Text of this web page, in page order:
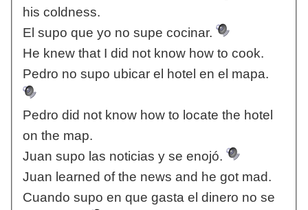
his coldness.
El supo que yo no supe cocinar.
He knew that I did not know how to cook.
Pedro no supo ubicar el hotel en el mapa.
Pedro did not know how to locate the hotel
on the map.
Juan supo las noticias y se enojó.
Juan learned of the news and he got mad.
Cuando supo en que gasta el dinero no se